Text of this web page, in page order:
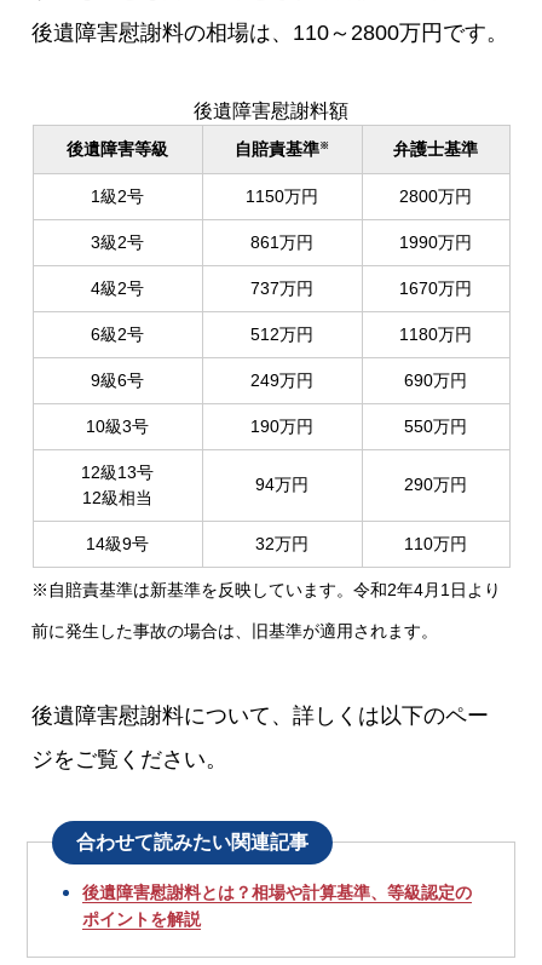
後遺障害慰謝料の相場は、110～2800万円です。
後遺障害慰謝料額
後遺障害等級 自賠責基準※ 弁護士基準
1級2号 1150万円 2800万円
3級2号 861万円 1990万円
4級2号 737万円 1670万円
6級2号 512万円 1180万円
9級6号 249万円 690万円
10級3号 190万円 550万円
12級13号
12級相当
94万円 290万円
14級9号 32万円 110万円
※自賠責基準は新基準を反映しています。令和2年4月1日より
前に発生した事故の場合は、旧基準が適用されます。
後遺障害慰謝料について、詳しくは以下のペー
ジをご覧ください。
合わせて読みたい関連記事
後遺障害慰謝料とは？相場や計算基準、等級認定の
ポイントを解説